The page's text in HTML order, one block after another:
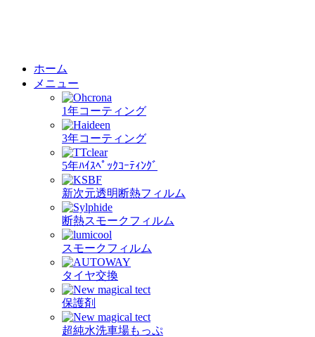
ホーム
メニュー
1年コーティング
3年コーティング
5年ﾊｲｽﾍﾟｯｸｺｰﾃｨﾝｸﾞ
新次元透明断熱フィルム
断熱スモークフィルム
スモークフィルム
タイヤ交換
保護剤
超純水洗車場もっぷ